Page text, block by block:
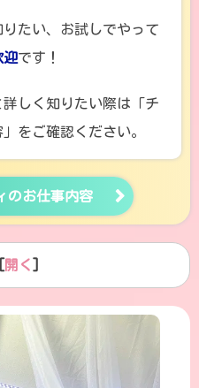
たい、お試しでやって
迎です！
しく知りたい際は「チ
をご確認ください。
のお仕事内容
開く